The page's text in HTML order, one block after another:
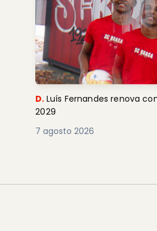
D. Luís Fernandes renova
2029
7 agosto 2026